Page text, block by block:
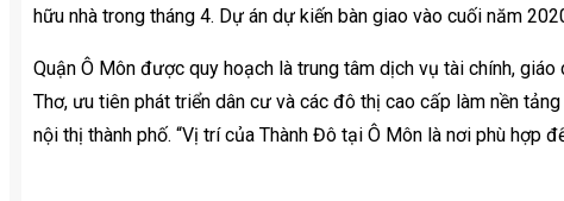
hữu nhà trong tháng 4. Dự án dự kiến bàn giao vào cuối năm
Quận Ô Môn được quy hoạch là trung tâm dịch vụ tài chính,
Thơ, ưu tiên phát triển dân cư và các đô thị cao cấp làm nền
nội thị thành phố. “Vị trí của Thành Đô tại Ô Môn là nơi phù hợp